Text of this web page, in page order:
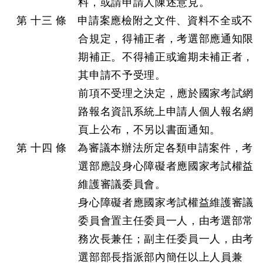
料，或請申請人陳述意見。
第 十三 條 申請案應檢附之文件、資料不全或不
合規定，得補正者，考選部應通知限
期補正。不得補正或逾期未補正者，
其申請不予受理。
前項不受理之決定，應於國家考試網
路報名資訊系統上申請人個人報名網
頁上公布，不另以書面通知。
第 十四 條 為審議本辦法所定各類申請案件，考
選部應設身心障礙者應國家考試權益
維護審議委員會。
身心障礙者應國家考試權益維護審議
委員會置主任委員一人，由考選部常
務次長兼任；副主任委員一人，由考
選部部長指派部內簡任以上人員兼